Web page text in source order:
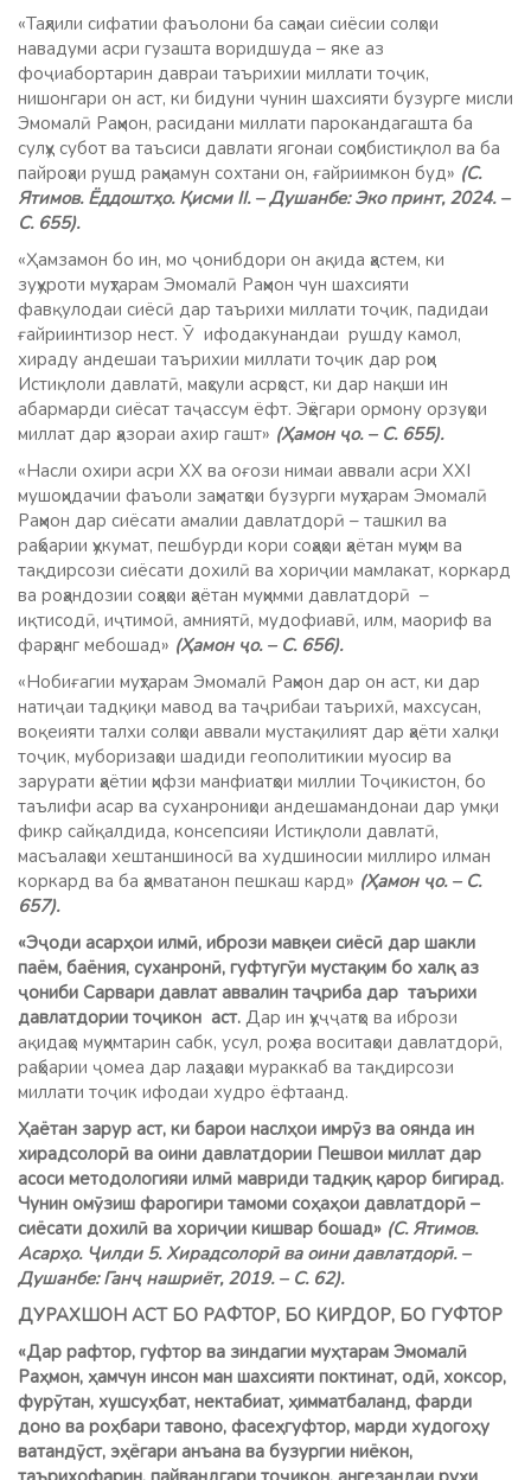
«Таҳлили сифатии фаъолони ба саҳнаи сиёсии солҳои
навадуми асри гузашта воридшуда – яке аз
фоҷиабортарин давраи таърихии миллати тоҷик,
нишонгари он аст, ки бидуни чунин шахсияти бузурге мисли
Эмомалӣ Раҳмон, расидани миллати парокандагашта ба
сулҳу субот ва таъсиси давлати ягонаи соҳибистиқлол ва ба
пайроҳаи рушд раҳнамун сохтани он, ғайриимкон буд» (С.
Ятимов. Ёддоштҳо. Қисми II. – Душанбе: Эко принт, 2024. –
С. 655).
«Ҳамзамон бо ин, мо ҷонибдори он ақида ҳастем, ки
зуҳуроти муҳтарам Эмомалӣ Раҳмон чун шахсияти
фавқулодаи сиёсӣ дар таърихи миллати тоҷик, падидаи
ғайриинтизор нест. Ӯ ифодакунандаи рушду камол,
хираду андешаи таърихии миллати тоҷик дар роҳи
Истиқлоли давлатӣ, маҳсули асрҳост, ки дар нақши ин
абармарди сиёсат таҷассум ёфт. Эҳёгари ормону орзуҳои
миллат дар ҳазораи ахир гашт» (Ҳамон ҷо. – С. 655).
«Насли охири асри ХХ ва оғози нимаи аввали асри ХХI
мушоҳидачии фаъоли заҳматҳои бузурги муҳтарам Эмомалӣ
Раҳмон дар сиёсати амалии давлатдорӣ – ташкил ва
раҳбарии ҳукумат, пешбурди кори соҳаҳои ҳаётан муҳим ва
тақдирсози сиёсати дохилӣ ва хориҷии мамлакат, коркард
ва роҳандозии соҳаҳои ҳаётан муҳимми давлатдорӣ –
иқтисодӣ, иҷтимоӣ, амниятӣ, мудофиавӣ, илм, маориф ва
фарҳанг мебошад» (Ҳамон ҷо. – С. 656).
«Нобиғагии муҳтарам Эмомалӣ Раҳмон дар он аст, ки дар
натиҷаи тадқиқи мавод ва таҷрибаи таърихӣ, махсусан,
воқеияти талхи солҳои аввали мустақилият дар ҳаёти халқи
тоҷик, муборизаҳои шадиди геополитикии муосир ва
зарурати ҳаётии ҳифзи манфиатҳои миллии Тоҷикистон, бо
таълифи асар ва суханрониҳои андешамандонаи дар умқи
фикр сайқалдида, консепсияи Истиқлоли давлатӣ,
масъалаҳои хештаншиносӣ ва худшиносии миллиро илман
коркард ва ба ҳамватанон пешкаш кард» (Ҳамон ҷо. – С.
657).
«Эҷоди асарҳои илмӣ, ибрози мавқеи сиёсӣ дар шакли
паём, баёния, суханронӣ, гуфтугӯи мустақим бо халқ аз
ҷониби Сарвари давлат аввалин таҷриба дар таърихи
давлатдории тоҷикон аст. Дар ин ҳуҷҷатҳо ва ибрози
ақидаҳо муҳимтарин сабк, усул, роҳ ва воситаҳои давлатдорӣ,
раҳбарии ҷомеа дар лаҳзаҳои мураккаб ва тақдирсози
миллати тоҷик ифодаи худро ёфтаанд.
Ҳаётан зарур аст, ки барои наслҳои имрӯз ва оянда ин
хирадсолорӣ ва оини давлатдории Пешвои миллат дар
асоси методологияи илмӣ мавриди тадқиқ қарор бигирад.
Чунин омӯзиш фарогири тамоми соҳаҳои давлатдорӣ –
сиёсати дохилӣ ва хориҷии кишвар бошад» (С. Ятимов.
Асарҳо. Ҷилди 5. Хирадсолорӣ ва оини давлатдорӣ. –
Душанбе: Ганҷ нашриёт, 2019. – С. 62).
ДУРАХШОН АСТ БО РАФТОР, БО КИРДОР, БО ГУФТОР
«Дар рафтор, гуфтор ва зиндагии муҳтарам Эмомалӣ
Раҳмон, ҳамчун инсон ман шахсияти поктинат, одӣ, хоксор,
фурӯтан, хушсуҳбат, нектабиат, ҳимматбаланд, фарди
доно ва роҳбари тавоно, фасеҳгуфтор, марди худогоҳу
ватандӯст, эҳёгари анъана ва бузургии ниёкон,